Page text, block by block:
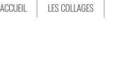
ACCUEIL LES COLLAGES